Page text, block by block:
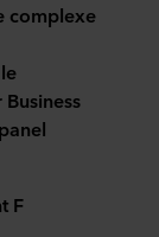
complexe
F